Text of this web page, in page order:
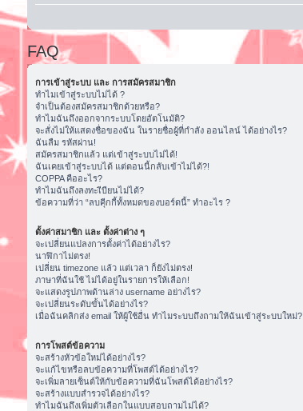
FAQ
การเข้าสู่ระบบ และ การสมัครสมาชิก
ทำไมเข้าสู่ระบบไม่ได้ ?
จำเป็นต้องสมัครสมาชิกด้วยหรือ?
ทำไมฉันถึงออกจากระบบโดยอัตโนมัติ?
จะสั่งไม่ให้แสดงชื่อของฉัน ในรายชื่อผู้ที่กำลัง ออนไลน์ ได้อย่างไร?
ฉันลืม รหัสผ่าน!
สมัครสมาชิกแล้ว แต่เข้าสู่ระบบไม่ได้!
ฉันเคยเข้าสู่ระบบได้ แต่ตอนนี้กลับเข้าไม่ได้?!
COPPA คืออะไร?
ทำไมฉันถึงลงทะเีบียนไม่ได้?
ข้อความที่ว่า “ลบคุีกกี้ทั้งหมดของบอร์ดนี้” ทำอะไร ?
ตั้งค่าสมาชิก และ ตั้งค่าต่าง ๆ
จะเปลี่ยนแปลงการตั้งค่าได้อย่างไร?
นาฬิกาไม่ตรง!
เปลี่ยน timezone แล้ว แต่เวลา ก็ยังไม่ตรง!
ภาษาที่ฉันใช้ ไม่ได้อยู่ในรายการให้เลือก!
จะแสดงรูปภาพด้านล่าง username อย่างไร?
จะเปลี่ยนระดับขั้นได้อย่างไร?
เมื่อฉันคลิกส่ง email ให้ผู้ใช้อื่น ทำไมระบบถึงถามให้ฉันเข้าสู่ระบบใหม่?
การโพสต์ข้อความ
จะสร้างหัวข้อใหม่ได้อย่างไร?
จะแก้ไขหรือลบข้อความที่โพสต์ได้อย่างไร?
จะเพิ่มลายเซ็นต์ให้กับข้อความที่ฉันโพสต์ได้อย่างไร?
จะสร้างแบบสำรวจได้อย่างไร?
ทำไมฉันถึงเพิ่มตัวเลือกในแบบสอบถามไม่ได้?